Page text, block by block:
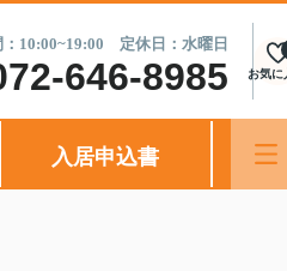
：10:00~19:00 定休日：水曜日
646-8985 お気に
入居申込書